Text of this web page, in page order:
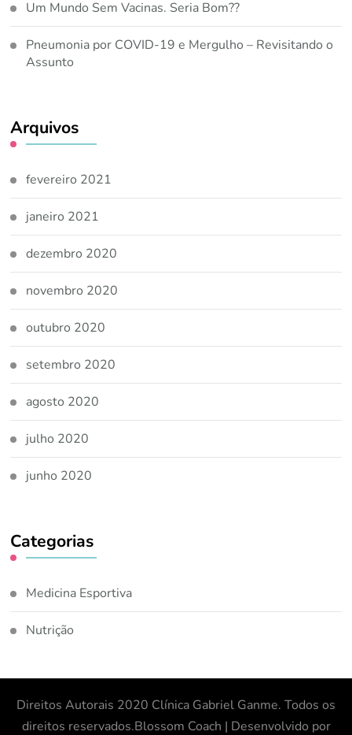
Um Mundo Sem Vacinas. Seria Bom??
Pneumonia por COVID-19 e Mergulho – Revisitando o
Assunto
Arquivos
fevereiro 2021
janeiro 2021
dezembro 2020
novembro 2020
outubro 2020
setembro 2020
agosto 2020
julho 2020
junho 2020
Categorias
Medicina Esportiva
Nutrição
Direitos Autorais 2020 Clínica Gabriel Ganme. Todos os
direitos reservados.Blossom Coach | Desenvolvido por